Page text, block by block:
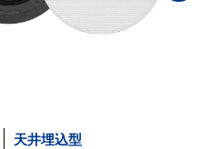
天井埋込型